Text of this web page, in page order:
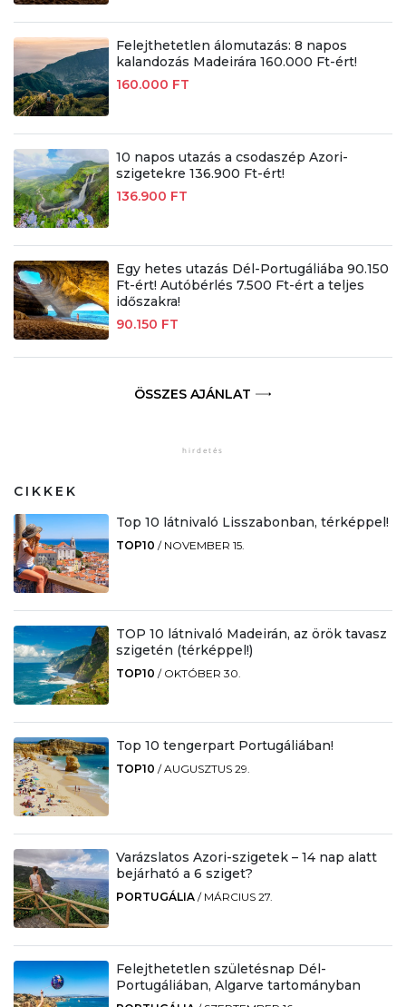
Felejthetetlen álomutazás: 8 napos
kalandozás Madeirára 160.000 Ft-ért!
160.000 FT
10 napos utazás a csodaszép Azori-
szigetekre 136.900 Ft-ért!
136.900 FT
Egy hetes utazás Dél-Portugáliába 90.150
Ft-ért! Autóbérlés 7.500 Ft-ért a teljes
időszakra!
90.150 FT
ÖSSZES AJÁNLAT
CIKKEK
Top 10 látnivaló Lisszabonban, térképpel!
TOP10 / NOVEMBER 15.
TOP 10 látnivaló Madeirán, az örök tavasz
szigetén (térképpel!)
TOP10 / OKTÓBER 30.
Top 10 tengerpart Portugáliában!
TOP10 /AUGUSZTUS 29.
Varázslatos Azori-szigetek – 14 nap alatt
bejárható a 6 sziget?
PORTUGÁLIA / MÁRCIUS 27.
Felejthetetlen születésnap Dél-
Portugáliában, Algarve tartományban